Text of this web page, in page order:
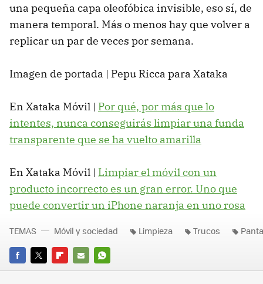
una pequeña capa oleofóbica invisible, eso sí, de
manera temporal. Más o menos hay que volver a
replicar un par de veces por semana.
Imagen de portada | Pepu Ricca para Xataka
En Xataka Móvil | Por qué, por más que lo
intentes, nunca conseguirás limpiar una funda
transparente que se ha vuelto amarilla
En Xataka Móvil | Limpiar el móvil con un
producto incorrecto es un gran error. Uno que
puede convertir un iPhone naranja en uno rosa
FACEBOOK
TWITTERFLIPBOARD
E-
WHATSAPP
TEMAS Móvil y sociedad Limpieza Trucos